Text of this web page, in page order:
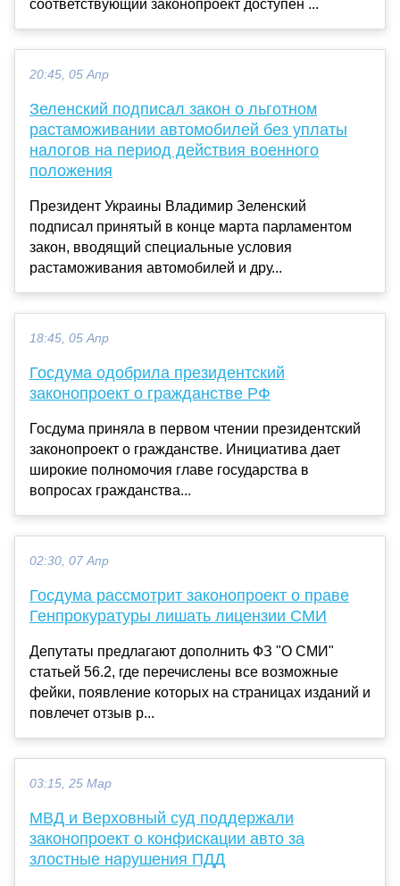
соответствующий законопроект доступен ...
20:45, 05 Апр
Зеленский подписал закон о льготном
растаможивании автомобилей без уплаты
налогов на период действия военного
положения
Президент Украины Владимир Зеленский
подписал принятый в конце марта парламентом
закон, вводящий специальные условия
растаможивания автомобилей и дру...
18:45, 05 Апр
Госдума одобрила президентский
законопроект о гражданстве РФ
Госдума приняла в первом чтении президентский
законопроект о гражданстве. Инициатива дает
широкие полномочия главе государства в
вопросах гражданства...
02:30, 07 Апр
Госдума рассмотрит законопроект о праве
Генпрокуратуры лишать лицензии СМИ
Депутаты предлагают дополнить ФЗ "О СМИ"
статьей 56.2, где перечислены все возможные
фейки, появление которых на страницах изданий и
повлечет отзыв р...
03:15, 25 Мар
МВД и Верховный суд поддержали
законопроект о конфискации авто за
злостные нарушения ПДД